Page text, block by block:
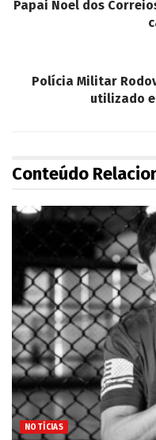
Papai Noel dos
Polícia Militar
utilizado
Conteúdo
NOTÍCIAS